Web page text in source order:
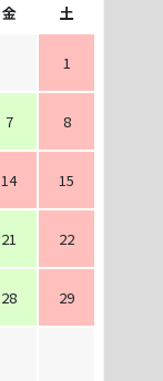
金 土
1
7 8
14 15
21 22
28 29